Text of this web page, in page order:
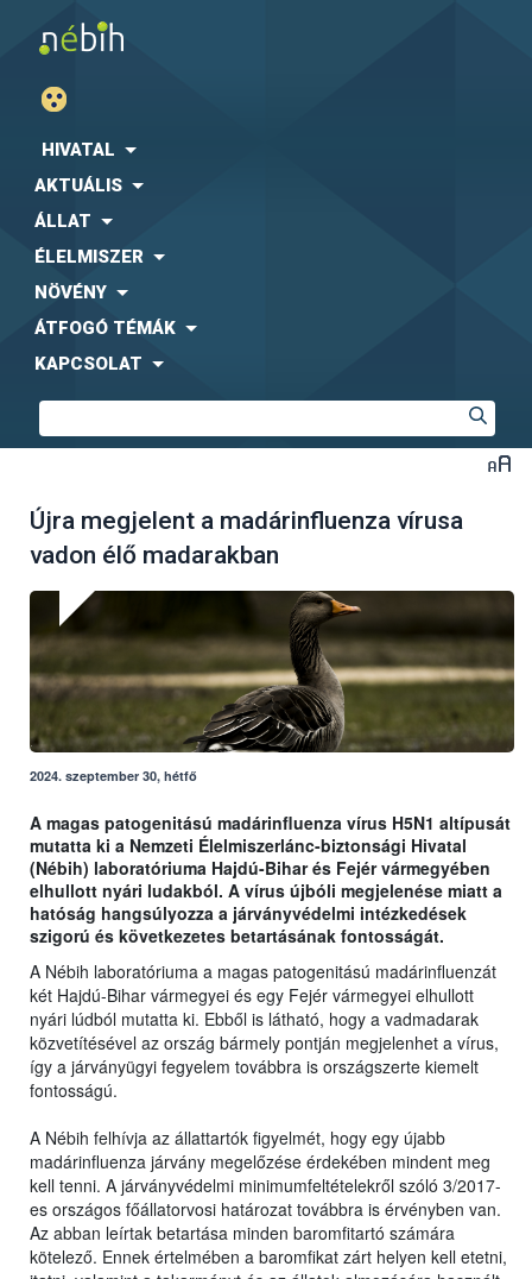
HIVATAL
AKTUÁLIS
ÁLLAT
ÉLELMISZER
NÖVÉNY
ÁTFOGÓ TÉMÁK
KAPCSOLAT
Újra megjelent a madárinfluenza vírusa
vadon élő madarakban
2024. szeptember 30, hétfő
A magas patogenitású madárinfluenza vírus H5N1 altípusát
mutatta ki a Nemzeti Élelmiszerlánc-biztonsági Hivatal
(Nébih) laboratóriuma Hajdú-Bihar és Fejér vármegyében
elhullott nyári ludakból. A vírus újbóli megjelenése miatt a
hatóság hangsúlyozza a járványvédelmi intézkedések
szigorú és következetes betartásának fontosságát.
A Nébih laboratóriuma a magas patogenitású madárinfluenzát
két Hajdú-Bihar vármegyei és egy Fejér vármegyei elhullott
nyári lúdból mutatta ki. Ebből is látható, hogy a vadmadarak
közvetítésével az ország bármely pontján megjelenhet a vírus,
így a járványügyi fegyelem továbbra is országszerte kiemelt
fontosságú.
A Nébih felhívja az állattartók figyelmét, hogy egy újabb
madárinfluenza járvány megelőzése érdekében mindent meg
kell tenni. A járványvédelmi minimumfeltételekről szóló 3/2017-
es országos főállatorvosi határozat továbbra is érvényben van.
Az abban leírtak betartása minden baromfitartó számára
kötelező. Ennek értelmében a baromfikat zárt helyen kell etetni,